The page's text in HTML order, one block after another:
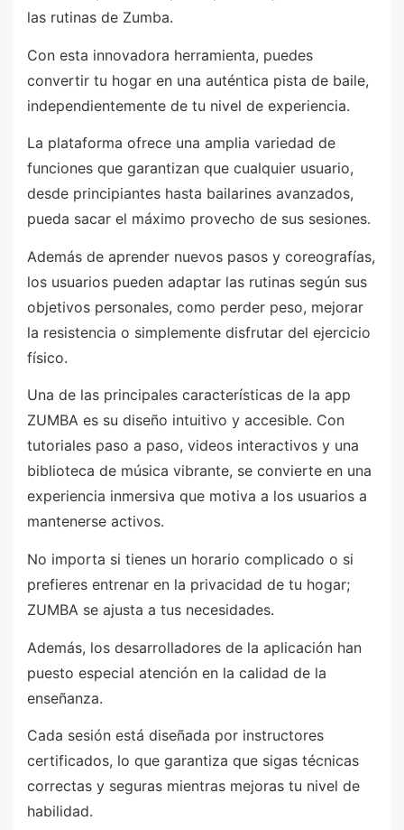
las rutinas de Zumba.
Con esta innovadora herramienta, puedes
convertir tu hogar en una auténtica pista de baile,
independientemente de tu nivel de experiencia.
La plataforma ofrece una amplia variedad de
funciones que garantizan que cualquier usuario,
desde principiantes hasta bailarines avanzados,
pueda sacar el máximo provecho de sus sesiones.
Además de aprender nuevos pasos y coreografías,
los usuarios pueden adaptar las rutinas según sus
objetivos personales, como perder peso, mejorar
la resistencia o simplemente disfrutar del ejercicio
físico.
Una de las principales características de la app
ZUMBA es su diseño intuitivo y accesible. Con
tutoriales paso a paso, videos interactivos y una
biblioteca de música vibrante, se convierte en una
experiencia inmersiva que motiva a los usuarios a
mantenerse activos.
No importa si tienes un horario complicado o si
prefieres entrenar en la privacidad de tu hogar;
ZUMBA se ajusta a tus necesidades.
Además, los desarrolladores de la aplicación han
puesto especial atención en la calidad de la
enseñanza.
Cada sesión está diseñada por instructores
certificados, lo que garantiza que sigas técnicas
correctas y seguras mientras mejoras tu nivel de
habilidad.